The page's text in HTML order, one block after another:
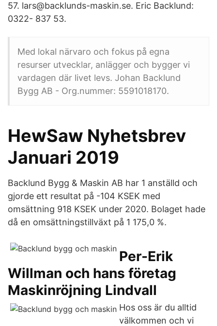
57. lars@backlunds-maskin.se. Eric Backlund:
0322- 837 53.
Med lokal närvaro och fokus på egna
resurser utvecklar, anlägger och bygger vi
vardagen där livet levs. Johan Backlund
Bygg AB - Org.nummer: 5591018170.
HewSaw Nyhetsbrev
Januari 2019
Backlund Bygg & Maskin AB har 1 anställd och
gjorde ett resultat på -104 KSEK med
omsättning 918 KSEK under 2020. Bolaget hade
då en omsättningstillväxt på 1 175,0 %.
Per-Erik
Willman och hans företag
Maskinröjning Lindvall
Hos oss är du alltid
välkommen och vi